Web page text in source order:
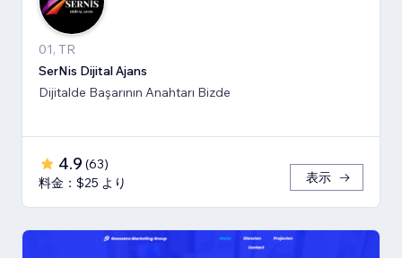
01, TR
SerNis Dijital Ajans
Dijitalde Başarının Anahtarı Bizde
4.9 (63)
料金：$25 より
表示